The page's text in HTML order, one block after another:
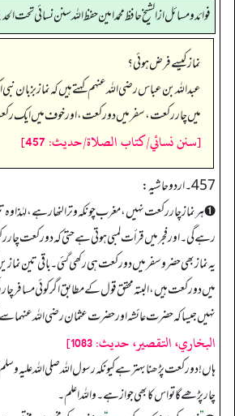
فوائد ومسائل از الشيخ حافظ محمد امين حفظ الله سنن نسائي تحت
نماز کیسے فرض ہوئی؟
عبداللہ بن عباس رضی اللہ عنہم کہتے ہیں کہ نماز بزبان
میں چار رکعت، سفر میں دو رکعت، اور خوف میں ایک
[سنن نسائي/كتاب الصلاة/حدیث: 457]
457 ۔ اردو حاشیہ:
➊ ہر نماز چار رکعت نہیں، مغرب چونکہ وترالنھار ہے،
رہے گی۔ اور فجر میں قرأت لمبی ہوتی ہے حتیٰ کہ دورکعت چار
یہ نماز بھی حضروسفر میں دورکعت ہی رکھی گئی۔ باقی تین
میں دورکعت ہیں، البتہ محقق قول کے مطابق اگر کوئی مسافر
نہیں جیسا کہ حضرت عائشہ اور حضرت عثمان رضی اللہ
البخاري، التقصیر، حدیث: 1083]
ہاں! دو رکعت پڑھنا بہتر ہے کیونکہ رسول اللہ صلی اللہ علیہ
چار پڑھے گا تو اس کا بھی جواز ہے۔ واللہ اعلم۔